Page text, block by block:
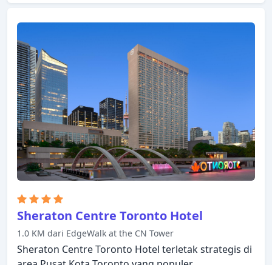
restoran, koran ada dalam daftar hal-hal yang para
tamu dapat nikmati. AC, penghangat ruangan, meja
ditemukan di beberapa kamar. Hotel ini
menawarkan berbagai pilihan rekreasi.
Kemudahan dan kenyamanan membuat The
Beverley Hotel pilihan yang sempurna sebagai
tempat menginap Anda di Toronto (ON).
Sheraton Centre Toronto Hotel
1.0 KM dari EdgeWalk at the CN Tower
Sheraton Centre Toronto Hotel terletak strategis di